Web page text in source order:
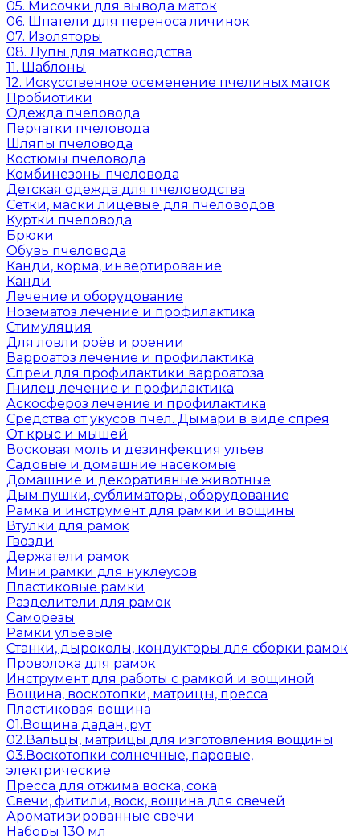
05. Мисочки для вывода маток
06. Шпатели для переноса личинок
07. Изоляторы
08. Лупы для матководства
11. Шаблоны
12. Искусственное осеменение пчелиных маток
Пробиотики
Одежда пчеловода
Перчатки пчеловода
Шляпы пчеловода
Костюмы пчеловода
Комбинезоны пчеловода
Детская одежда для пчеловодства
Сетки, маски лицевые для пчеловодов
Куртки пчеловода
Брюки
Обувь пчеловода
Канди, корма, инвертирование
Канди
Лечение и оборудование
Нозематоз лечение и профилактика
Стимуляция
Для ловли роёв и роении
Варроатоз лечение и профилактика
Спреи для профилактики варроатоза
Гнилец лечение и профилактика
Аскосфероз лечение и профилактика
Средства от укусов пчел. Дымари в виде спрея
От крыс и мышей
Восковая моль и дезинфекция ульев
Садовые и домашние насекомые
Домашние и декоративные животные
Дым пушки, сублиматоры, оборудование
Рамка и инструмент для рамки и вощины
Втулки для рамок
Гвозди
Держатели рамок
Мини рамки для нуклеусов
Пластиковые рамки
Разделители для рамок
Саморезы
Рамки ульевые
Станки, дыроколы, кондукторы для сборки рамок
Проволока для рамок
Инструмент для работы с рамкой и вощиной
Вощина, воскотопки, матрицы, пресса
Пластиковая вощина
01.Вощина дадан, рут
02.Вальцы, матрицы для изготовления вощины
03.Воскотопки солнечные, паровые,
электрические
Пресса для отжима воска, сока
Свечи, фитили, воск, вощина для свечей
Ароматизированные свечи
Наборы 130 мл